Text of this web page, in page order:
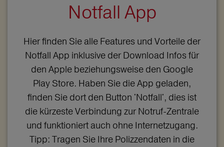
Notfall App
Hier finden Sie alle Features und Vorteile der
Notfall App inklusive der Download Infos für
den Apple beziehungsweise den Google
Play Store. Haben Sie die App geladen,
finden Sie dort den Button 'Notfall', dies ist
die kürzeste Verbindung zur Notruf-Zentrale
und funktioniert auch ohne Internetzugang.
Tipp: Tragen Sie Ihre Polizzendaten in die